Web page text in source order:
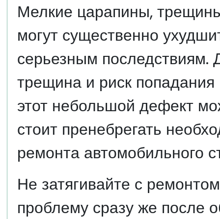
Мелкие царапины,
могут существенно
серьезным
трещина и риск
этот небольшой дефект
стоит пренебрегать
ремонта автомобильного
Не затягивайте с
проблему сразу же после